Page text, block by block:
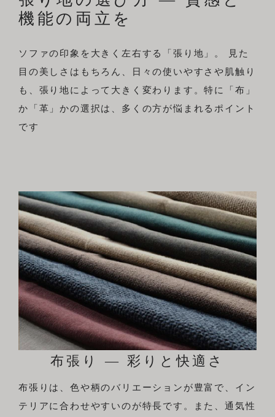
機能の両立を
ソファの印象を大きく左右する「張り地」。 見た
目の美しさはもちろん、日々の使いやすさや肌触り
も、張り地によって大きく変わります。特に「布」
か「革」かの選択は、多くの方が悩まれるポイント
です
布張り ― 彩りと快適さ
布張りは、色や柄のバリエーションが豊富で、イン
テリアに合わせやすいのが特長です。また、通気性